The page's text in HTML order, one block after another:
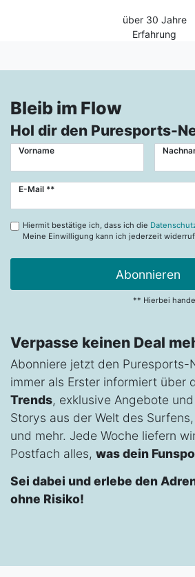
über 30 Jahre
Erfahrung
Bleib im Flow
Hol dir den Puresports-
Vorname
E-Mail **
Newsletter
Hiermit bestätige ich, dass ich die
Meine Einwilligung kann ich jederzeit
Abonnieren
** Hierbei
Verpasse keinen Deal
Abonniere jetzt den Puresports-
immer als Erster informiert über
Trends, exklusive Angebote
Storys aus der Welt des
und mehr. Jede Woche liefern
Postfach alles, was dein
Sei dabei und erlebe den
ohne Risiko!